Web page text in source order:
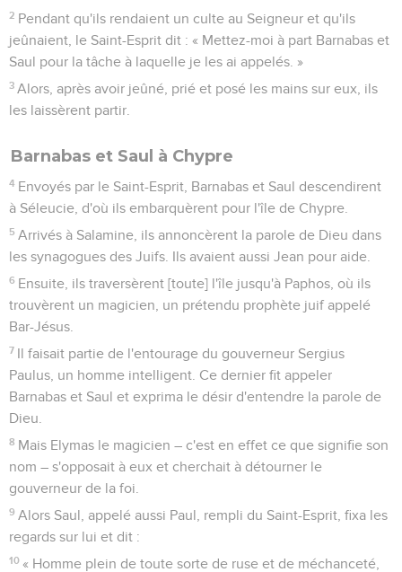
2 Pendant qu'ils rendaient un culte au Seigneur et qu'ils
jeûnaient, le Saint-Esprit dit : « Mettez-moi à part Barnabas et
Saul pour la tâche à laquelle je les ai appelés. »
3 Alors, après avoir jeûné, prié et posé les mains sur eux, ils
les laissèrent partir.
Barnabas et Saul à Chypre
4 Envoyés par le Saint-Esprit, Barnabas et Saul descendirent
à Séleucie, d'où ils embarquèrent pour l'île de Chypre.
5 Arrivés à Salamine, ils annoncèrent la parole de Dieu dans
les synagogues des Juifs. Ils avaient aussi Jean pour aide.
6 Ensuite, ils traversèrent [toute] l'île jusqu'à Paphos, où ils
trouvèrent un magicien, un prétendu prophète juif appelé
Bar-Jésus.
7 Il faisait partie de l'entourage du gouverneur Sergius
Paulus, un homme intelligent. Ce dernier fit appeler
Barnabas et Saul et exprima le désir d'entendre la parole de
Dieu.
8 Mais Elymas le magicien – c'est en effet ce que signifie son
nom – s'opposait à eux et cherchait à détourner le
gouverneur de la foi.
9 Alors Saul, appelé aussi Paul, rempli du Saint-Esprit, fixa les
regards sur lui et dit :
10 « Homme plein de toute sorte de ruse et de méchanceté,